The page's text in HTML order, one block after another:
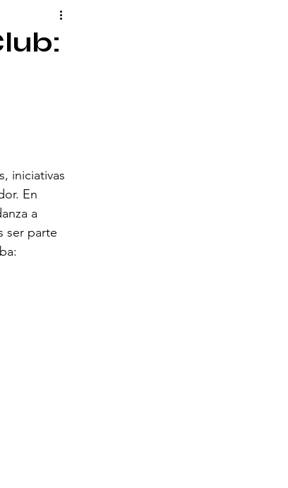
iniciativas
En
a
ser parte